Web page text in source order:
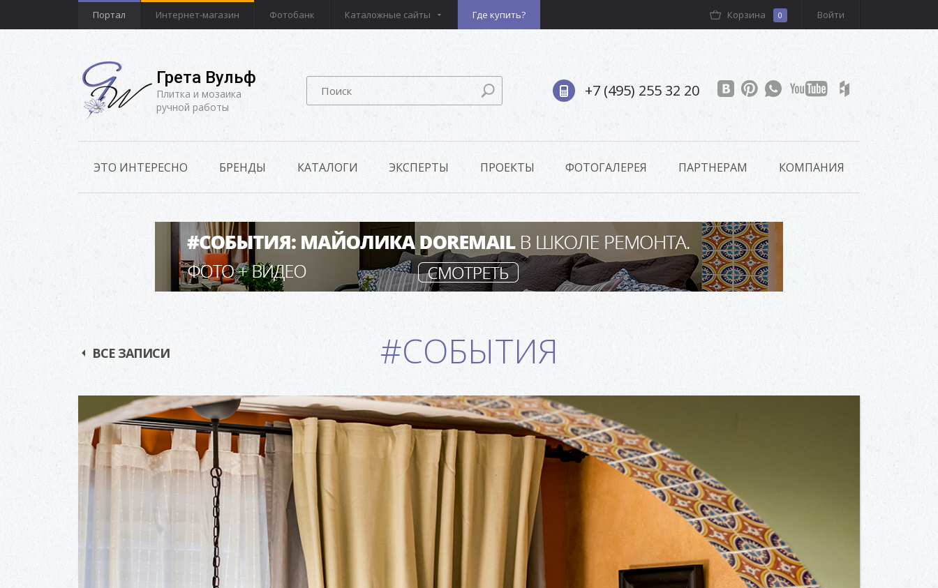
Портал Интернет-магазин Фотобанк Каталожные сайты Где купить? Войти
Корзина 0
Грета Вульф
Плитка и мозаика
ручной работы
+7 (495) 255 32 20
ЭТО ИНТЕРЕСНО БРЕНДЫ КАТАЛОГИ ЭКСПЕРТЫ ПРОЕКТЫ ФОТОГАЛЕРЕЯ ПАРТНЕРАМ КОМПАНИЯ
#СОБЫТИЯ
ВСЕ ЗАПИСИ